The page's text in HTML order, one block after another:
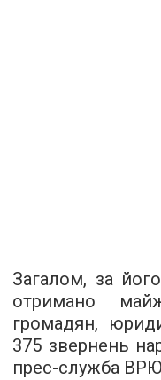
Загалом, за
отримано
громадян,
375 звернень
прес-служба